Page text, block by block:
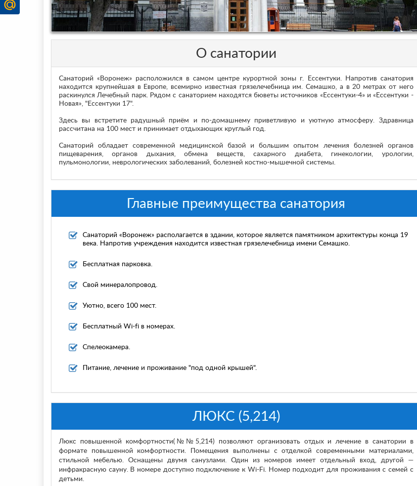
О санатории
Санаторий «Воронеж» расположился в самом центре курортной зоны г. Ессентуки. Напротив санатория
находится крупнейшая в Европе, всемирно известная грязелечебница им. Семашко, а в 20 метрах от него
раскинулся Лечебный парк. Рядом с санаторием находятся бюветы источников «Ессентуки-4» и «Ессентуки -
Новая», "Ессентуки 17".
Здесь вы встретите радушный приём и по-домашнему приветливую и уютную атмосферу. Здравница
рассчитана на 100 мест и принимает отдыхающих круглый год.
Санаторий обладает современной медицинской базой и большим опытом лечения болезней органов
пищеварения, органов дыхания, обмена веществ, сахарного диабета, гинекологии, урологии,
пульмонологии, неврологических заболеваний, болезней костно-мышечной системы.
Главные преимущества санатория
Санаторий «Воронеж» располагается в здании, которое является памятником архитектуры конца 19
века. Напротив учреждения находится известная грязелечебница имени Семашко.
Бесплатная парковка.
Свой минералопровод.
Уютно, всего 100 мест.
Бесплатный Wi-fi в номерах.
Спелеокамера.
Питание, лечение и проживание "под одной крышей".
ЛЮКС (5,214)
Люкс повышенной комфортности(№№5,214) позволяют организовать отдых и лечение в санатории в
формате повышенной комфортности. Помещения выполнены с отделкой современными материалами,
стильной мебелью. Оснащены двумя санузлами. Один из номеров имеет отдельный вход, другой —
инфракрасную сауну. В номере доступно подключение к Wi-Fi. Номер подходит для проживания с семей с
детьми.